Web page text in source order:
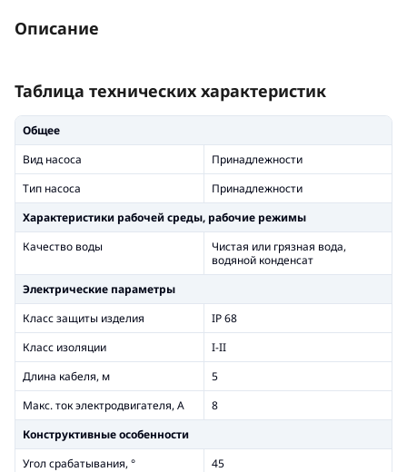
Описание
Таблица технических характеристик
Общее
Вид насоса
Принадлежности
Тип насоса
Принадлежности
Xарактеристики рабочей среды, рабочие режимы
Качество воды
Чистая или грязная вода,
водяной конденсат
Электрические параметры
Класс защиты изделия
IP 68
Класс изоляции
I-II
Длина кабеля, м
5
Макс. ток электродвигателя, А
8
Конструктивные особенности
Угол срабатывания, °
45